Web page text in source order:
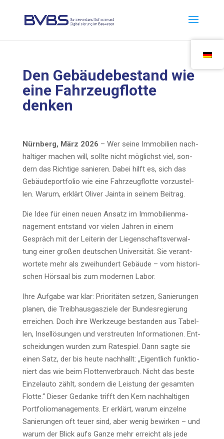
Den Gebäu­de­be­stand wie
eine Fahr­zeug­flot­te
denken
Nürn­berg, März 2026 – Wer sei­ne Immo­bi­li­en nach­
hal­ti­ger machen will, soll­te nicht mög­lichst viel, son­
dern das Rich­ti­ge sanie­ren. Dabei hilft es, sich das
Gebäu­de­port­fo­lio wie eine Fahr­zeug­flot­te vor­zu­stel­
len. War­um, erklärt Oli­ver Jain­ta in sei­nem Beitrag.
Die Idee für einen neu­en Ansatz im Immo­bi­li­en­ma­
nage­ment ent­stand vor vie­len Jah­ren in einem
Gespräch mit der Lei­te­rin der Lie­gen­schafts­ver­wal­
tung einer gro­ßen deut­schen Uni­ver­si­tät. Sie ver­ant­
wor­te­te mehr als zwei­hun­dert Gebäu­de – vom his­to­ri­
schen Hör­saal bis zum moder­nen Labor.
Ihre Auf­ga­be war klar: Prio­ri­tä­ten set­zen, Sanie­run­gen
pla­nen, die Treib­haus­gas­zie­le der Bun­des­re­gie­rung
errei­chen. Doch ihre Werk­zeu­ge bestan­den aus Tabel­
len, Insel­lö­sun­gen und ver­streu­ten Infor­ma­tio­nen. Ent­
schei­dun­gen wur­den zum Rate­spiel. Dann sag­te sie
einen Satz, der bis heu­te nach­hallt: „Eigent­lich funk­tio­
niert das wie beim Flot­ten­ver­brauch. Nicht das bes­te
Ein­zel­au­to zählt, son­dern die Leis­tung der gesam­ten
Flot­te.“ Die­ser Gedan­ke trifft den Kern nach­hal­ti­gen
Port­fo­lio­ma­nage­ments. Er erklärt, war­um ein­zel­ne
Sanie­run­gen oft teu­er sind, aber wenig bewir­ken – und
war­um der Blick aufs Gan­ze mehr erreicht als jede